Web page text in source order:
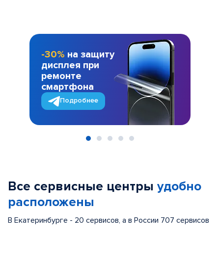
-30% на защиту
дисплея при
ремонте
смартфона
Подробнее
Все сервисные центры удобно
расположены
В Екатеринбурге - 20 сервисов, а в России 707 сервисов